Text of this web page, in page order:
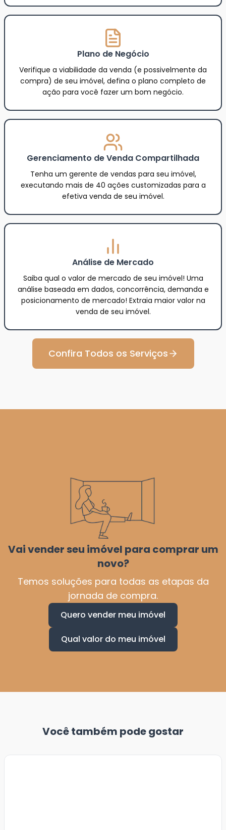
Plano de Negócio
Verifique a viabilidade da venda (e possivelmente da
compra) de seu imóvel, defina o plano completo de
ação para você fazer um bom negócio.
Gerenciamento de Venda Compartilhada
Tenha um gerente de vendas para seu imóvel,
executando mais de 40 ações customizadas para a
efetiva venda de seu imóvel.
Análise de Mercado
Saiba qual o valor de mercado de seu imóvel! Uma
análise baseada em dados, concorrência, demanda e
posicionamento de mercado! Extraia maior valor na
venda de seu imóvel.
Confira Todos os Serviços
Vai vender seu imóvel para comprar um
novo?
Temos soluções para todas as etapas da
jornada de compra.
Quero vender meu imóvel
Qual valor do meu imóvel
Você também pode gostar